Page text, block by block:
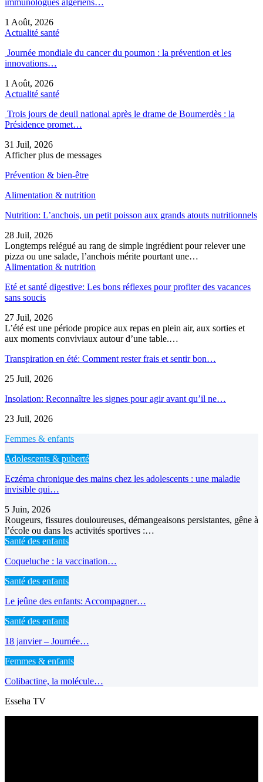
1 Août, 2026
Actualité santé
Journée mondiale du cancer du poumon : la prévention et les
innovations…
1 Août, 2026
Actualité santé
Trois jours de deuil national après le drame de Boumerdès : la
Présidence promet…
31 Juil, 2026
Afficher plus de messages
Prévention & bien-être
Alimentation & nutrition
Nutrition: L’anchois, un petit poisson aux grands atouts nutritionnels
28 Juil, 2026
Longtemps relégué au rang de simple ingrédient pour relever une
pizza ou une salade, l’anchois mérite pourtant une…
Alimentation & nutrition
Eté et santé digestive: Les bons réflexes pour profiter des vacances
sans soucis
27 Juil, 2026
L’été est une période propice aux repas en plein air, aux sorties et
aux moments conviviaux autour d’une table.…
Transpiration en été: Comment rester frais et sentir bon…
25 Juil, 2026
Insolation: Reconnaître les signes pour agir avant qu’il ne…
23 Juil, 2026
Femmes & enfants
Adolescents & puberté
Eczéma chronique des mains chez les adolescents : une maladie
invisible qui…
5 Juin, 2026
Rougeurs, fissures douloureuses, démangeaisons persistantes, gêne à
l’école ou dans les activités sportives :…
Santé des enfants
Coqueluche : la vaccination…
Santé des enfants
Le jeûne des enfants: Accompagner…
Santé des enfants
18 janvier – Journée…
Femmes & enfants
Colibactine, la molécule…
Esseha TV